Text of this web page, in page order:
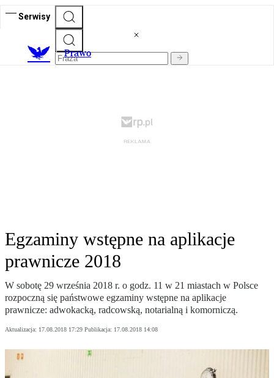
Serwisy
Prawo
Egzaminy wstępne na aplikacje
prawnicze 2018
W sobotę 29 września 2018 r. o godz. 11 w 21 miastach w Polsce
rozpoczną się państwowe egzaminy wstępne na aplikacje
prawnicze: adwokacką, radcowską, notarialną i komorniczą.
Aktualizacja: 17.08.2018 17:29 Publikacja: 17.08.2018 14:08